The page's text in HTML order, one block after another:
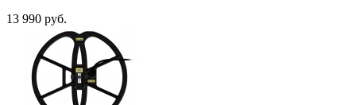
13 990 руб.